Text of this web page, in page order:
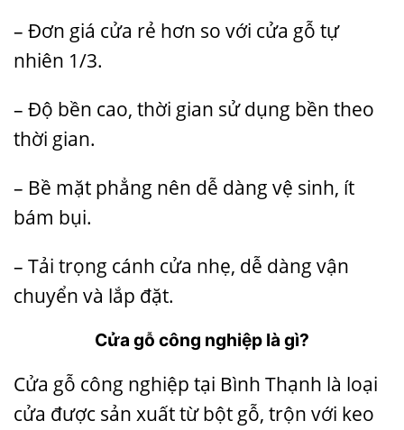
– Đơn giá cửa rẻ hơn so với cửa gỗ tự
nhiên 1/3.
– Độ bền cao, thời gian sử dụng bền theo
thời gian.
– Bề mặt phẳng nên dễ dàng vệ sinh, ít
bám bụi.
– Tải trọng cánh cửa nhẹ, dễ dàng vận
chuyển và lắp đặt.
Cửa gỗ công nghiệp là gì?
Cửa gỗ công nghiệp tại Bình Thạnh là loại
cửa được sản xuất từ bột gỗ, trộn với keo